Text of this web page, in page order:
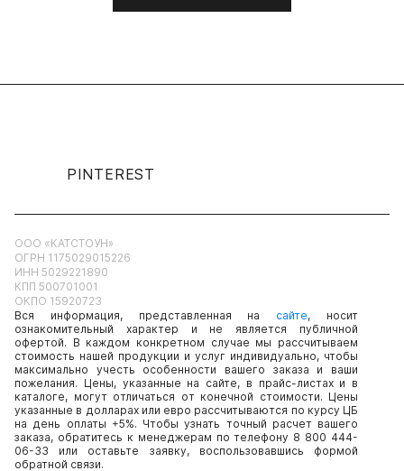
PINTEREST
ООО «КАТСТОУН»
ОГРН 1175029015226
ИНН 5029221890
КПП 500701001
ОКПО 15920723
Вся информация, представленная на сайте, носит
ознакомительный характер и не является публичной
офертой. В каждом конкретном случае мы рассчитываем
стоимость нашей продукции и услуг индивидуально, чтобы
максимально учесть особенности вашего заказа и ваши
пожелания. Цены, указанные на сайте, в прайс-листах и в
каталоге, могут отличаться от конечной стоимости. Цены
указанные в долларах или евро рассчитываются по курсу ЦБ
на день оплаты +5%. Чтобы узнать точный расчет вашего
заказа, обратитесь к менеджерам по телефону 8 800 444-
06-33 или оставьте заявку, воспользовавшись формой
обратной связи.